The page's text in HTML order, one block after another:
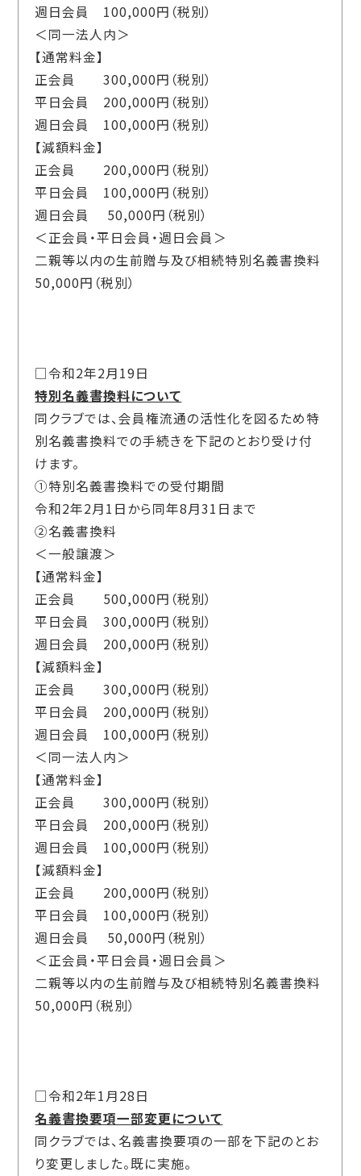
週日会員 100,000円（税別）
＜同一法人内＞
【通常料金】
正会員 300,000円（税別）
平日会員 200,000円（税別）
週日会員 100,000円（税別）
【減額料金】
正会員 200,000円（税別）
平日会員 100,000円（税別）
週日会員 50,000円（税別）
＜正会員・平日会員・週日会員＞
二親等以内の生前贈与及び相続特別名義書換料
50,000円（税別）
□令和2年2月19日
特別名義書換料について
同クラブでは、会員権流通の活性化を図るため特
別名義書換料での手続きを下記のとおり受け付
けます。
①特別名義書換料での受付期間
令和2年2月1日から同年8月31日まで
②名義書換料
＜一般譲渡＞
【通常料金】
正会員 500,000円（税別）
平日会員 300,000円（税別）
週日会員 200,000円（税別）
【減額料金】
正会員 300,000円（税別）
平日会員 200,000円（税別）
週日会員 100,000円（税別）
＜同一法人内＞
【通常料金】
正会員 300,000円（税別）
平日会員 200,000円（税別）
週日会員 100,000円（税別）
【減額料金】
正会員 200,000円（税別）
平日会員 100,000円（税別）
週日会員 50,000円（税別）
＜正会員・平日会員・週日会員＞
二親等以内の生前贈与及び相続特別名義書換料
50,000円（税別）
□令和2年1月28日
名義書換要項一部変更について
同クラブでは、名義書換要項の一部を下記のとお
り変更しました。既に実施。